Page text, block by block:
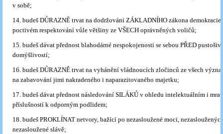
v sobě;
14. budeš DŮRAZNĚ trvat na dodržování ZÁKLADNÍHO zákona
poctivém respektování vůle většiny ze VŠECH oprávněných voličů;
15. budeš dávat přednost blahodárné nespokojenosti se sebou PŘED
domýšlivostí;
16. budeš DŮRAZNĚ trvat na vyhánění vládnoucích zločinců ze všech
na zabavování jimi nakradeného i naparazitovaného majetku;
17. budeš dávat přednost následování SILÁKŮ v ohledu intelektuálním i
příslušností k odporným podlidem;
18. budeš PROKLÍNAT netvory, bažící po nezasloužené moci,
nezasloužené slávě;